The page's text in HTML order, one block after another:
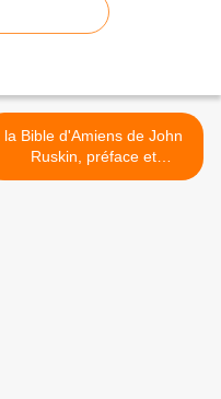
la Bible d'Amiens de John
Ruskin, préface et
traduction Marcel Proust >